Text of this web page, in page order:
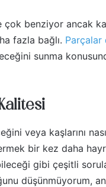
çok benziyor ancak
fazla bağlı. Parçalar
sunma
veya kaşlarını
bir kez daha
gibi çeşitli
düşünmüyorum,